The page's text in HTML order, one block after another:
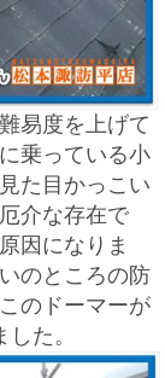
易度を上げて
乗っている小
た目かっこい
介な存在で
因になりま
のところの防
のドーマーが
た。